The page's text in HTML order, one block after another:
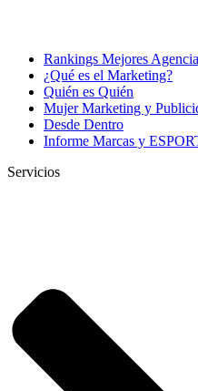
Rankings Mejores
¿Qué es el Marketing?
Quién es Quién
Mujer Marketing y
Desde Dentro
Informe Marcas y
Servicios